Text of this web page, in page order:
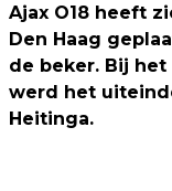
Ajax O18 heeft
Den Haag
de beker. Bij
werd het
Heitinga.